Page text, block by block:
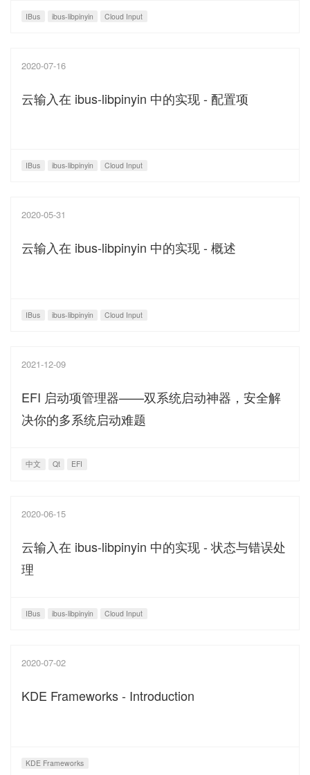
IBus ibus-libpinyin Cloud Input
2020-07-16
云输入在 ibus-libpinyin 中的实现 - 配置项
IBus ibus-libpinyin Cloud Input
2020-05-31
云输入在 ibus-libpinyin 中的实现 - 概述
IBus ibus-libpinyin Cloud Input
2021-12-09
EFI 启动项管理器——双系统启动神器，安全解
决你的多系统启动难题
中文 Qt EFI
2020-06-15
云输入在 ibus-libpinyin 中的实现 - 状态与错误处
理
IBus ibus-libpinyin Cloud Input
2020-07-02
KDE Frameworks - Introduction
KDE Frameworks